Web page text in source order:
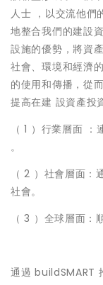
人士 ，以交流他們
地整合我們的建設
設施的優勢，將資
社會、環境和經濟
的使用和傳播，從
提高在建 設資產投
（ 1 ）行業層面
。
（ 2 ）社會層面
社會。
（ 3 ）全球層面：
通過 buildSMART